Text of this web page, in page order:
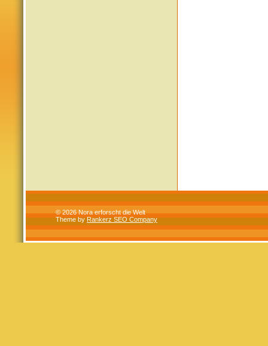
© 2026 Nora erforscht die Welt
Theme byRankerz SEO Company